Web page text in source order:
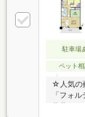
駐車場
ペット
☆人気の
「フォ